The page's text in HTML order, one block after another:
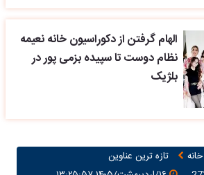
الهام گرفتن از دکوراسیون خانه نعیمه
نظام دوست تا سپیده بزمی پور در
بلژیک
خانه
تازه ترین عناوین